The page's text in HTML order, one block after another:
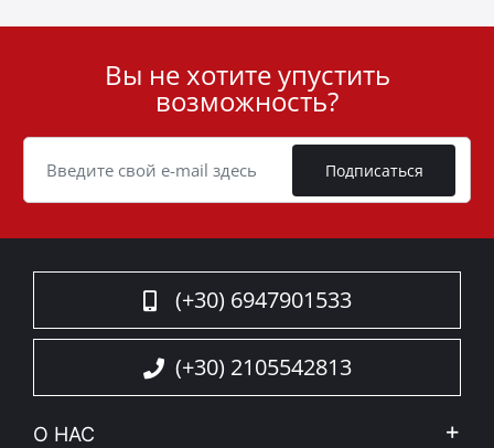
Cookie
Вы не хотите упустить
возможность?
Подписаться
(+30) 6947901533
(+30) 2105542813
О НАС